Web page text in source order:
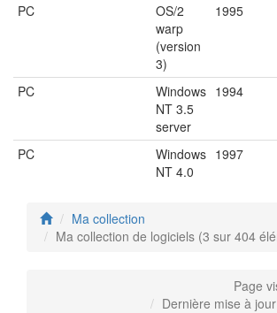
PC
OS/2
warp
(version
3)
1995
PC
Windows
NT 3.5
server
1994
PC
Windows
NT 4.0
1997
Ma collection
Ma collection de logiciels (3 sur 404
Page
Dernière mise à